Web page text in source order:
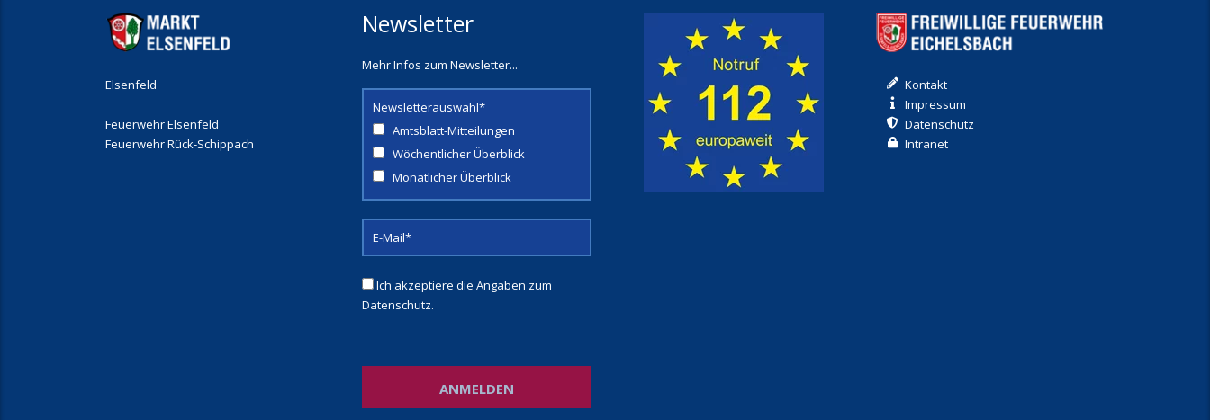
Elsenfeld
Feuerwehr Elsenfeld
Feuerwehr Rück-Schippach
Newsletter
Mehr Infos zum Newsletter...
Newsletterauswahl*
Amtsblatt-Mitteilungen
Wöchentlicher Überblick
Monatlicher Überblick
Ich akzeptiere die Angaben zum
Datenschutz.
Kontakt
Impressum
Datenschutz
Intranet